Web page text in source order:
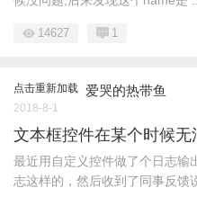
14627 1
点击重新加载 爱哭的热带鱼
2018-8-1
文本框控件在某个时候无
最近用自定义控件做了个日志输
志这样的，然后收到了同事反馈